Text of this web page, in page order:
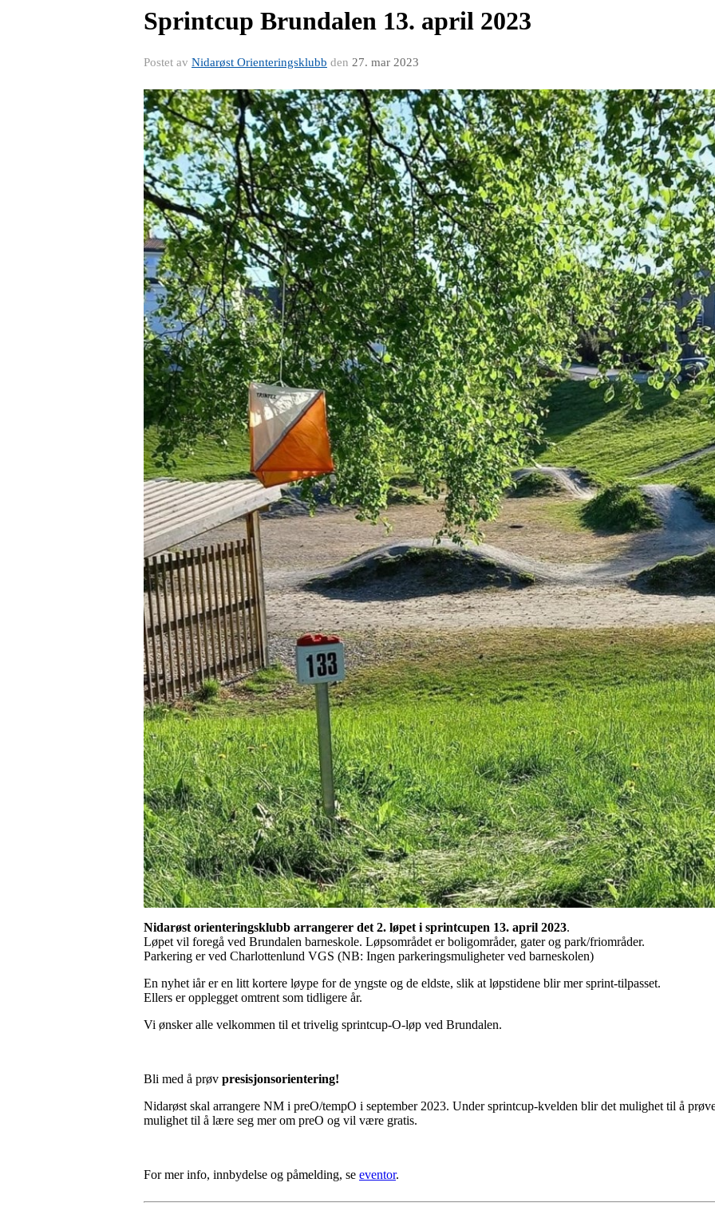
Sprintcup Brundalen 13. april 2023
Postet av Nidarøst Orienteringsklubb den 27. mar 2023
Nidarøst orienteringsklubb arrangerer det 2. løpet i sprintcupen 13. april 2023.
Løpet vil foregå ved Brundalen barneskole. Løpsområdet er boligområder, gater og park/friområder.
Parkering er ved Charlottenlund VGS (NB: Ingen parkeringsmuligheter ved barneskolen)
En nyhet iår er en litt kortere løype for de yngste og de eldste, slik at løpstidene blir mer sprint-tilpasset.
Ellers er opplegget omtrent som tidligere år.
Vi ønsker alle velkommen til et trivelig sprintcup-O-løp ved Brundalen.
Bli med å prøv presisjonsorientering!
Nidarøst skal arrangere NM i preO/tempO i september 2023. Under sprintcup-kvelden blir det mulighet til å
mulighet til å lære seg mer om preO og vil være gratis.
For mer info, innbydelse og påmelding, se eventor.